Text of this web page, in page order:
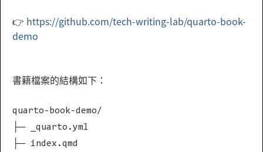
👉 https://github.com/tech-writing-lab/quarto-book-
demo
書籍檔案的結構如下：
quarto-book-demo/
├─ _quarto.yml
├─ index.qmd